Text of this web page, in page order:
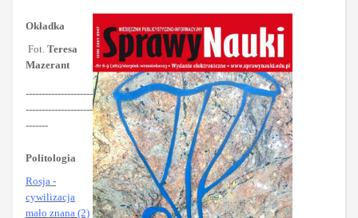
Okładka
Fot. Teresa
Mazerant
---------------------
---------------------
-------
Politologia
Rosja -
cywilizacja
mało znana (2)